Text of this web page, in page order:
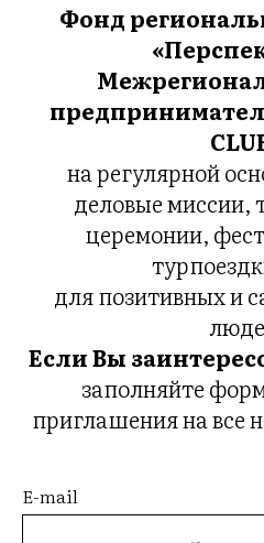
Фонд
«
на регулярной
деловые миссии,
церемонии,
для позитивных и
Если Вы
заполняйте
приглашения на все
E-mail